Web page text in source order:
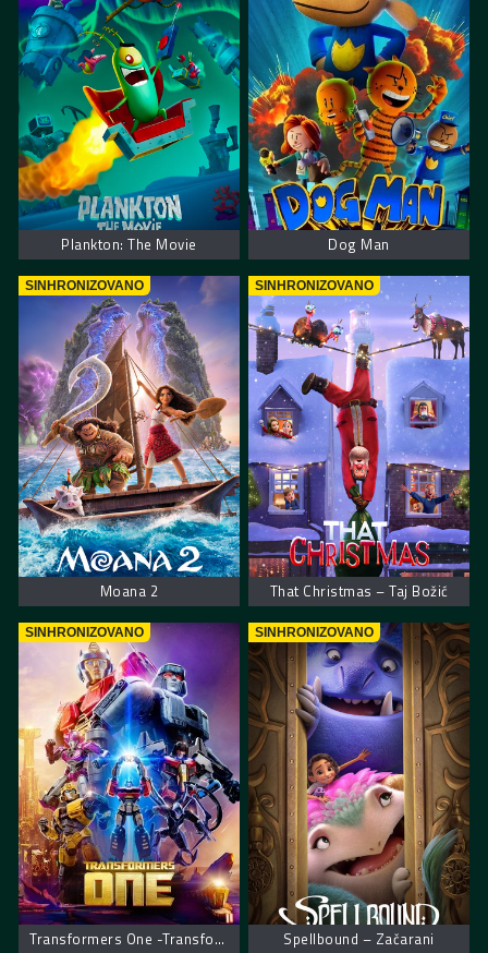
Plankton: The Movie Dog Man
SINHRONIZOVANO
Moana 2
SINHRONIZOVANO
That Christmas – Taj Božić
SINHRONIZOVANO
Transformers One -Transformersi početak
SINHRONIZOVANO
Spellbound – Začarani